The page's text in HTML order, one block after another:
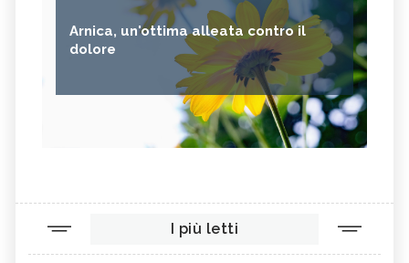
Arnica, un'ottima alleata contro il
dolore
I più letti